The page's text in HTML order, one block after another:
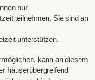
nur
teilnehmen. Sie sind an
unterstützen.
kann an diesem
häuserübergreifend